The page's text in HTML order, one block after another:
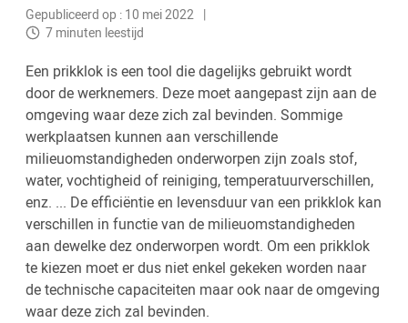
Gepubliceerd op : 10 mei 2022
7 minuten leestijd
Een prikklok is een tool die dagelijks gebruikt wordt
door de werknemers. Deze moet aangepast zijn aan de
omgeving waar deze zich zal bevinden. Sommige
werkplaatsen kunnen aan verschillende
milieuomstandigheden onderworpen zijn zoals stof,
water, vochtigheid of reiniging, temperatuurverschillen,
enz. ... De efficiëntie en levensduur van een prikklok kan
verschillen in functie van de milieuomstandigheden
aan dewelke dez onderworpen wordt. Om een prikklok
te kiezen moet er dus niet enkel gekeken worden naar
de technische capaciteiten maar ook naar de omgeving
waar deze zich zal bevinden.